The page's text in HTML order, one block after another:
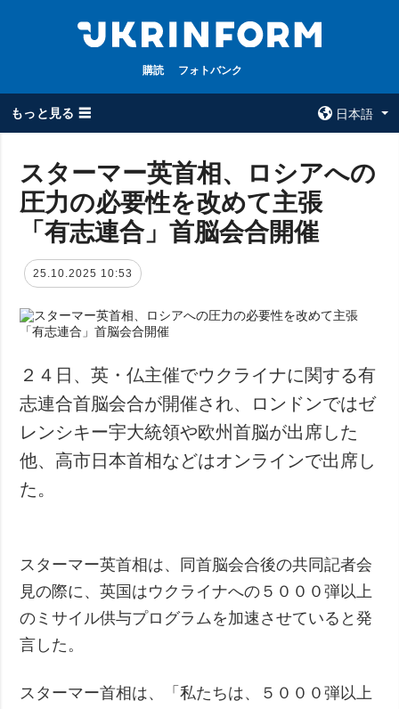
購読 フォトバンク
もっと見る ☰
日本語
全てのトピック
戦争
政治
経済・復興
防衛
社会・文化
スポーツ
犯罪
事故・緊急事態
ウクルインフォ
ルム
ウクルインフォル
写真
動画
スターマー英首相、ロシアへの
圧力の必要性を改めて主張
「有志連合」首脳会合開催
25.10.2025 10:53
２４日、英・仏主催でウクライナに関する有
志連合首脳会合が開催され、ロンドンではゼ
レンシキー宇大統領や欧州首脳が出席した
他、高市日本首相などはオンラインで出席し
た。
スターマー英首相は、同首脳会合後の共同記者会
見の際に、英国はウクライナへの５０００弾以上
のミサイル供与プログラムを加速させていると発
言した。
スターマー首相は、「私たちは、５０００弾以上